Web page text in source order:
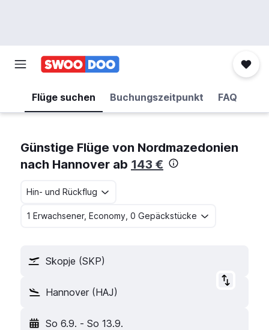
Flüge suchen Buchungszeitpunkt FAQ
Günstige Flüge von Nordmazedonien
nach Hannover ab 143 €
Hin- und Rückflug
1 Erwachsener, Economy, 0 Gepäckstücke
Skopje (SKP)
Hannover (HAJ)
So 6.9. - So 13.9.